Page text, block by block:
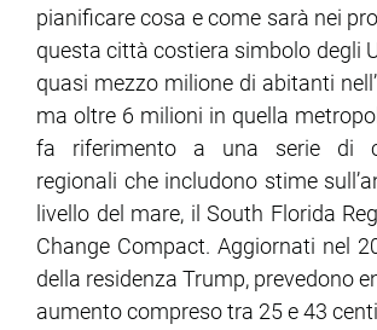
pianificare cosa e come sarà nei
questa città costiera simbolo degli
quasi mezzo milione di abitanti
ma oltre 6 milioni in quella
fa riferimento a una serie di
regionali che includono stime
livello del mare, il South Florida
Change Compact. Aggiornati nel
della residenza Trump, prevedono
aumento compreso tra 25 e 43